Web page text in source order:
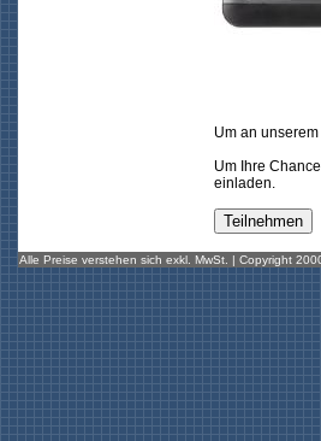
Um an
Um Ihre
einladen.
Alle Preise verstehen sich exkl. MwSt. | Copyright